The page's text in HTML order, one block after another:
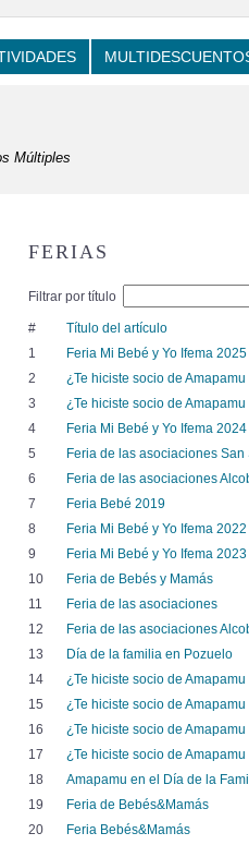
Múltiples
FERIAS
Filtrar por título
#
Título del artículo
1
Feria Mi Bebé y Yo Ifema 2025
2
¿Te hiciste socio de
3
¿Te hiciste socio de
4
Feria Mi Bebé y Yo Ifema 2024
5
Feria de las asociaciones
6
Feria de las asociaciones
7
Feria Bebé 2019
8
Feria Mi Bebé y Yo Ifema 2022
9
Feria Mi Bebé y Yo Ifema 2023
10
Feria de Bebés y Mamás
11
Feria de las asociaciones
12
Feria de las asociaciones
13
Día de la familia en Pozuelo
14
¿Te hiciste socio de
15
¿Te hiciste socio de
16
¿Te hiciste socio de
17
¿Te hiciste socio de
18
Amapamu en el Día de la
19
Feria de Bebés&Mamás
20
Feria Bebés&Mamás